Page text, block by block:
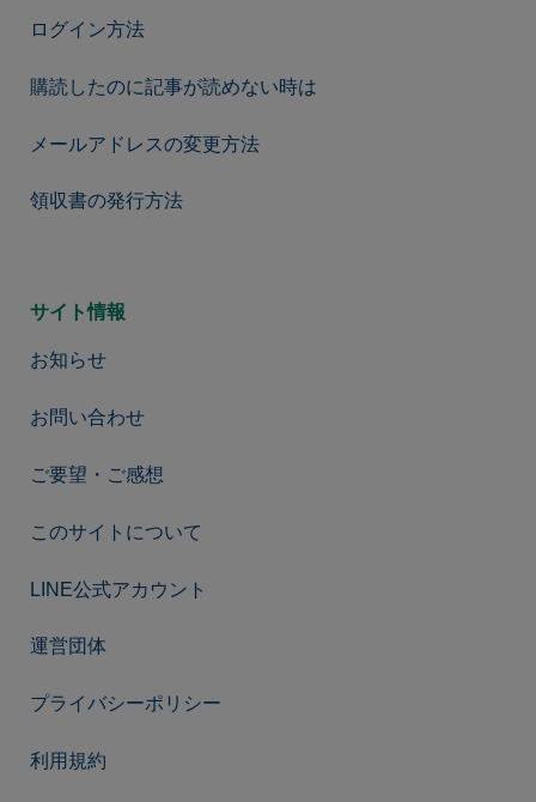
ログイン方法
購読したのに記事が読めない時は
メールアドレスの変更方法
領収書の発行方法
サイト情報
お知らせ
お問い合わせ
ご要望・ご感想
このサイトについて
LINE公式アカウント
運営団体
プライバシーポリシー
利用規約